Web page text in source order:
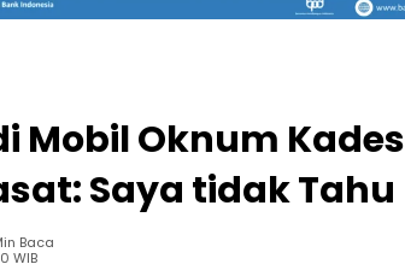
Mobil Oknum Kades
Saya tidak Tahu
Baca
WIB